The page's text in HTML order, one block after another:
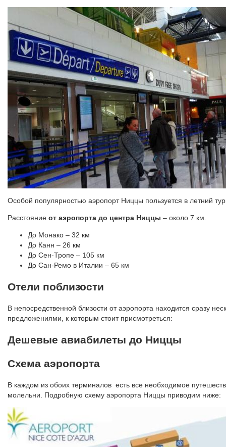
Особой популярностью аэропорт Ниццы пользуется в летний
Расстояние от аэропорта до центра Ниццы – около 7 км.
До Монако – 32 км
До Канн – 26 км
До Сен-Тропе – 105 км
До Сан-Ремо в Италии – 65 км
Отели поблизости
В непосредственной близости от аэропорта находится сразу
предложениями, к которым стоит присмотреться:
Дешевые авиабилеты до Ниццы
Схема аэропорта
В каждом из обоих терминалов есть все необходимое
молельни. Подробную схему аэропорта Ниццы приводим ниже: